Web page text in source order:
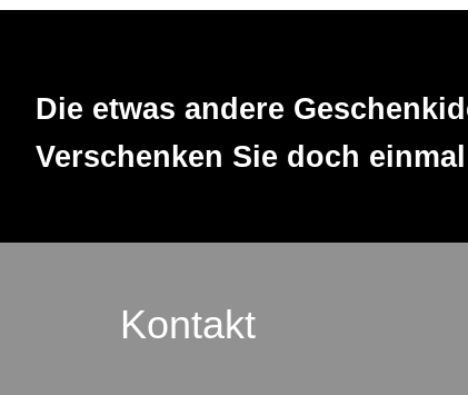
Die etwas andere
Verschenken Sie doch
Kontakt